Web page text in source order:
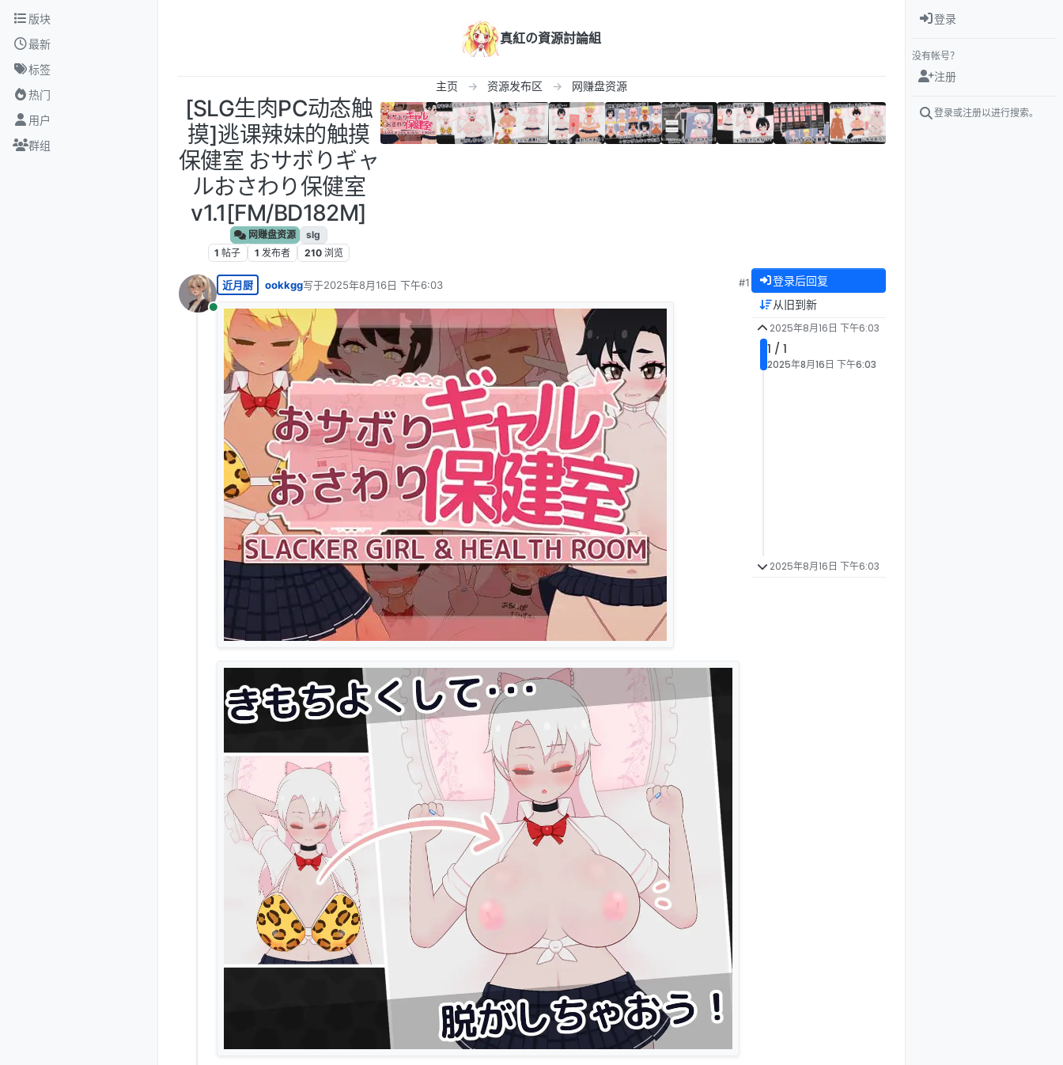
跳转至内容
版块
最新
标签
热门
用户
群组
真紅の資源討論組
主页 资源发布区 网赚盘资源
[SLG生肉PC动态触
摸]逃课辣妹的触摸
保健室 おサボりギャ
ルおさわり保健室
v1.1[FM/BD182M]
网赚盘资源
slg
1 帖子 1 发布者 210 浏览
在线
近月厨 ookkgg写于2025年8月16日 下午6:03
最后由 编辑
#1 登录后回复
从旧到新
2025年8月16日 下午6:03
1 / 1
2025年8月16日 下午6:03
2025年8月16日 下午6:03
登录
没有帐号？
注册
登录或注册以进行搜索。